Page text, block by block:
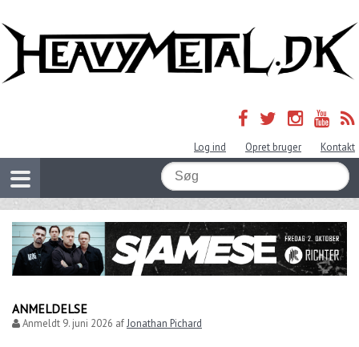
Log ind Opret bruger Kontakt
ANMELDELSE
Anmeldt 9. juni 2026 afJonathan Pichard